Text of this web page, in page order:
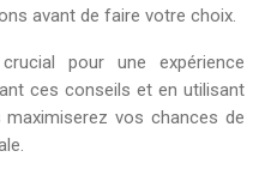
avant de faire votre choix.
pour une expérience
ces conseils et en utilisant
vos chances de